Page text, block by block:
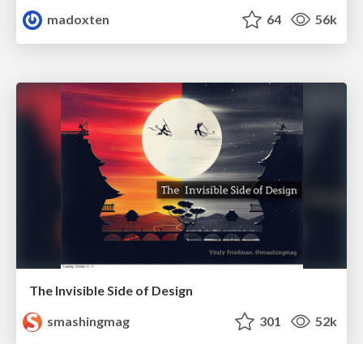
madoxten 64 56k
The Invisible Side of Design
smashingmag
301 52k